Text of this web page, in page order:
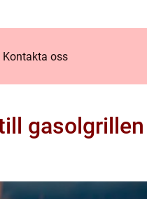
Kontakta oss
gasolgrillen